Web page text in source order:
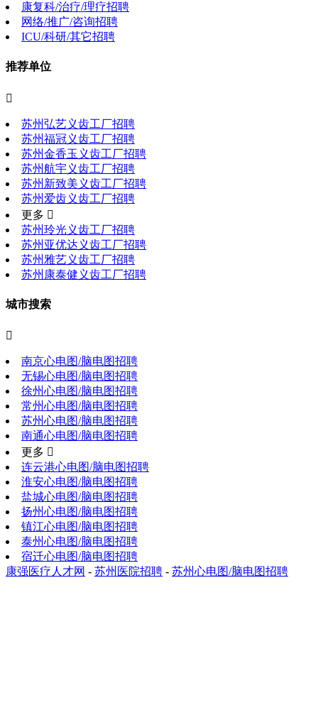
康复科/治疗/理疗招聘
网络/推广/咨询招聘
ICU/科研/其它招聘
推荐单位

苏州弘艺义齿工厂招聘
苏州福冠义齿工厂招聘
苏州金香玉义齿工厂招聘
苏州航宇义齿工厂招聘
苏州新致美义齿工厂招聘
苏州爱齿义齿工厂招聘
更多 
苏州玲光义齿工厂招聘
苏州亚优达义齿工厂招聘
苏州雅艺义齿工厂招聘
苏州康泰健义齿工厂招聘
城市搜索

南京心电图/脑电图招聘
无锡心电图/脑电图招聘
徐州心电图/脑电图招聘
常州心电图/脑电图招聘
苏州心电图/脑电图招聘
南通心电图/脑电图招聘
更多 
连云港心电图/脑电图招聘
淮安心电图/脑电图招聘
盐城心电图/脑电图招聘
扬州心电图/脑电图招聘
镇江心电图/脑电图招聘
泰州心电图/脑电图招聘
宿迁心电图/脑电图招聘
康强医疗人才网 - 苏州医院招聘 - 苏州心电图/脑电图招聘